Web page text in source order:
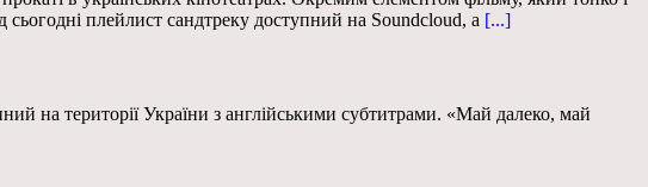
плейлист сандтреку доступний на Soundcloud, а [...]
на території України з англійськими субтитрами. «Май далеко, май